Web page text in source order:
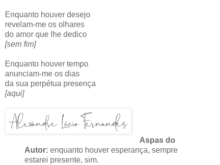
Enquanto houver desejo
revelam-me os olhares
do amor que lhe dedico
[sem fim]
Enquanto houver tempo
anunciam-me os dias
da sua perpétua presença
[aqui]
Aspas do
Autor: enquanto houver esperança, sempre
estarei presente, sim.